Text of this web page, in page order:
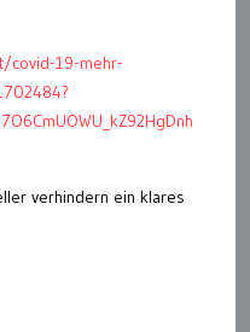
covid-19-mehr-
verhindern ein klares